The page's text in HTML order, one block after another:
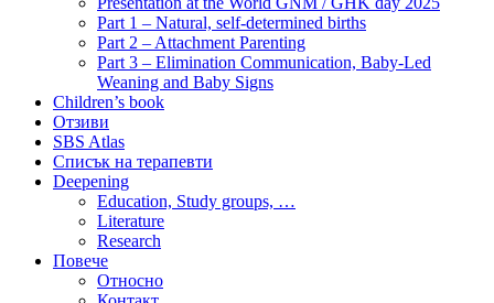
Part 1 – Natural, self-determined births
Part 2 – Attachment Parenting
Part 3 – Elimination Communication, Baby-Led
Weaning and Baby Signs
Children’s book
Отзиви
SBS Atlas
Списък на терапевти
Deepening
Education, Study groups, …
Literature
Research
Повече
Относно